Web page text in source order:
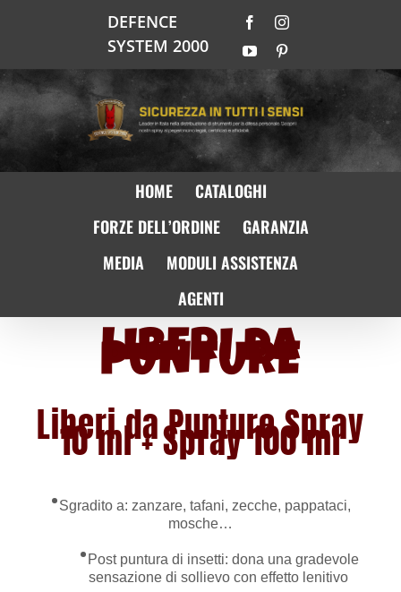
DEFENCE
SYSTEM 2000
FacebookInstagram
YouTubePinterest
HOME
CATALOGHI
FORZE DELL’ORDINE
GARANZIA
MEDIA
MODULI ASSISTENZA
AGENTI
LIBERI DA
PUNTURE
Liberi da Punture Spray
10 ml + Spray 100 ml
•Sgradito a: zanzare, tafani, zecche, pappataci,
mosche…
• Post puntura di insetti: dona una gradevole
sensazione di sollievo con effetto lenitivo